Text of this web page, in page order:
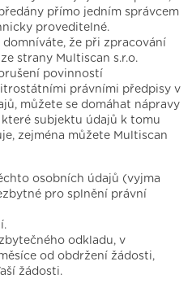
přímo jedním správcem
proveditelné.
že při zpracování
strany Multiscan s.r.o.
povinností
právními předpisy v
můžete se domáhat nápravy
subjektu údajů k tomu
zejména můžete Multiscan
osobních údajů (vyjma
pro splnění právní
odkladu, v
od obdržení žádosti,
žádosti.